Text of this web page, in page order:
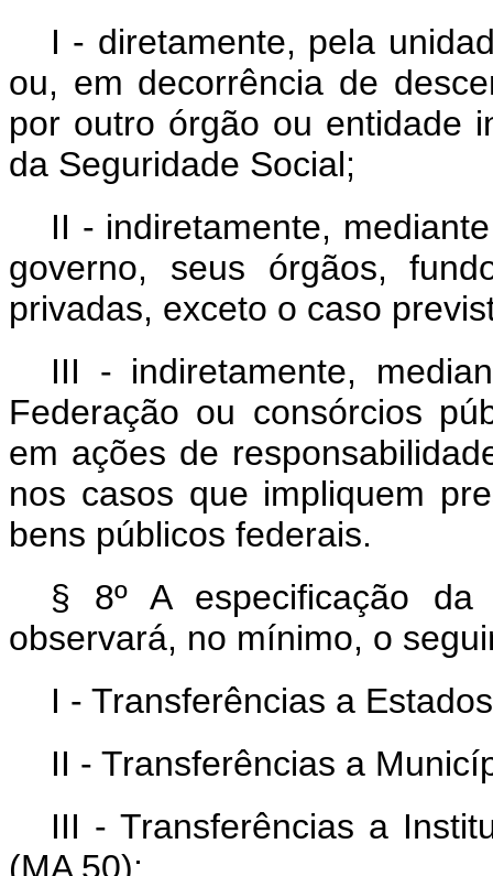
I - diretamente, pela
ou, em decorrência de
por outro órgão ou entidade
da Seguridade Social;
II - indiretamente,
governo, seus órgãos,
privadas, exceto o caso
III - indiretamente,
Federação ou consórcios
em ações de
nos casos que impliquem
bens públicos federais.
§ 8º A especificação
observará, no mínimo, o
I - Transferências a
II - Transferências a
III - Transferências a
(MA 50);